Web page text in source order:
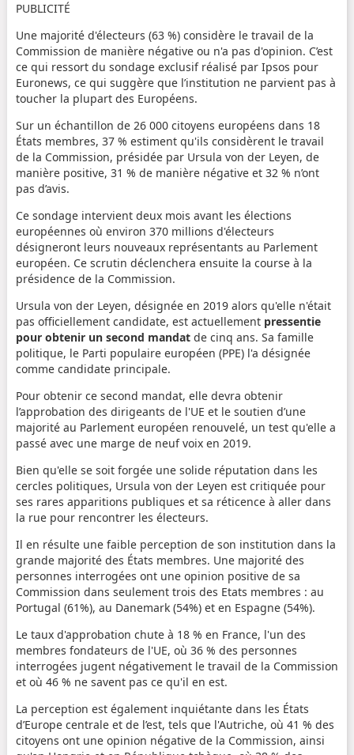
PUBLICITÉ
Une majorité d'électeurs (63 %) considère le travail de la
Commission de manière négative ou n'a pas d'opinion. C’est
ce qui ressort du sondage exclusif réalisé par Ipsos pour
Euronews, ce qui suggère que l’institution ne parvient pas à
toucher la plupart des Européens.
Sur un échantillon de 26 000 citoyens européens dans 18
États membres, 37 % estiment qu'ils considèrent le travail
de la Commission, présidée par Ursula von der Leyen, de
manière positive, 31 % de manière négative et 32 % n’ont
pas d’avis.
Ce sondage intervient deux mois avant les élections
européennes où environ 370 millions d'électeurs
désigneront leurs nouveaux représentants au Parlement
européen. Ce scrutin déclenchera ensuite la course à la
présidence de la Commission.
Ursula von der Leyen, désignée en 2019 alors qu'elle n'était
pas officiellement candidate, est actuellement pressentie
pour obtenir un second mandatde cinq ans. Sa famille
politique, le Parti populaire européen (PPE) l'a désignée
comme candidate principale.
Pour obtenir ce second mandat, elle devra obtenir
l’approbation des dirigeants de l'UE et le soutien d’une
majorité au Parlement européen renouvelé, un test qu'elle a
passé avec une marge de neuf voix en 2019.
Bien qu'elle se soit forgée une solide réputation dans les
cercles politiques, Ursula von der Leyen est critiquée pour
ses rares apparitions publiques et sa réticence à aller dans
la rue pour rencontrer les électeurs.
Il en résulte une faible perception de son institution dans la
grande majorité des États membres. Une majorité des
personnes interrogées ont une opinion positive de sa
Commission dans seulement trois des Etats membres : au
Portugal (61%), au Danemark (54%) et en Espagne (54%).
Le taux d'approbation chute à 18 % en France, l'un des
membres fondateurs de l'UE, où 36 % des personnes
interrogées jugent négativement le travail de la Commission
et où 46 % ne savent pas ce qu'il en est.
La perception est également inquiétante dans les États
d’Europe centrale et de l’est, tels que l'Autriche, où 41 % des
citoyens ont une opinion négative de la Commission, ainsi